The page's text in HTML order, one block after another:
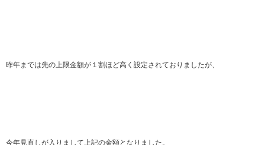
昨年までは先の上限金額が１割ほど高く設定されておりましたが、
今年見直しが入りまして上記の金額となりました。